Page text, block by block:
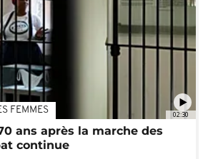
02:30
FEMMES
ans après la marche des
continue